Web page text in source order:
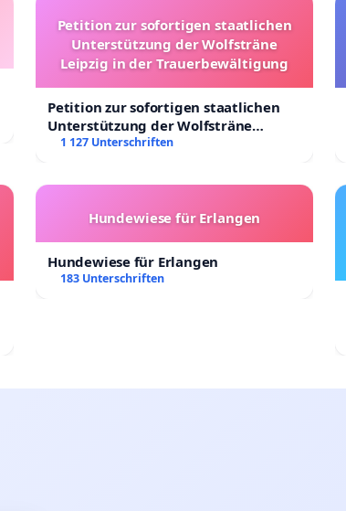
Petition zur sofortigen staatlichen
Unterstützung der Wolfsträne
Leipzig in der Trauerbewältigung
Petition zur sofortigen staatlichen
Unterstützung der Wolfsträne
Leipzig in der Trauerbewältigung
1 127 Unterschriften
Hundewiese für Erlangen
Hundewiese für Erlangen
183 Unterschriften